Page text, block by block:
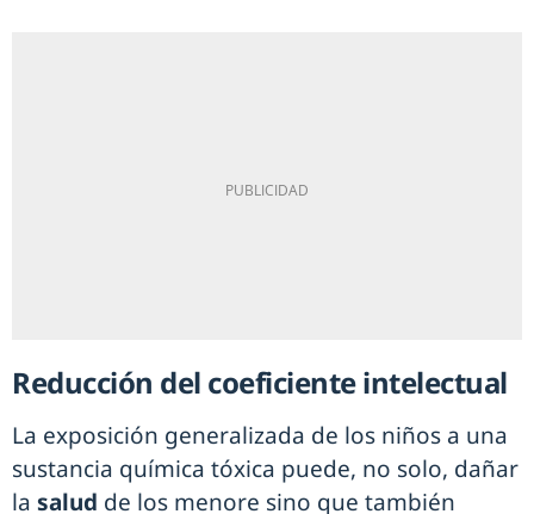
Reducción del coeficiente intelectual
La exposición generalizada de los niños a una
sustancia química tóxica puede, no solo, dañar
la salud de los menore sino que también